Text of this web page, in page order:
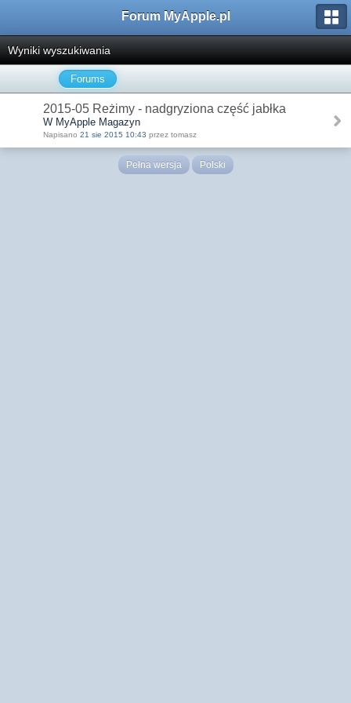
Forum MyApple.pl
Wyniki wyszukiwania
Forums
2015-05 Reżimy - nadgryziona część jabłka
W MyApple Magazyn
Napisano 21 sie 2015 10:43 przez tomasz
Pełna wersja Polski